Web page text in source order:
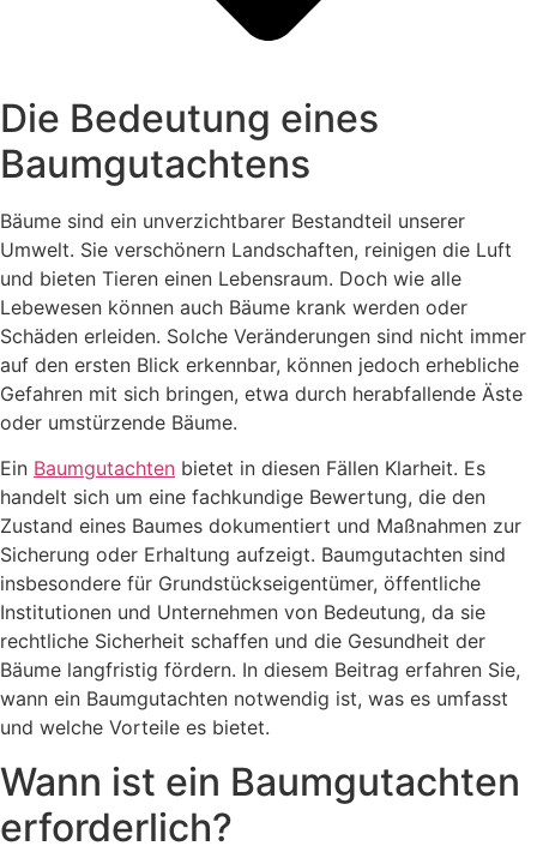
Die Bedeutung eines
Baumgutachtens
Bäume sind ein unverzichtbarer Bestandteil unserer
Umwelt. Sie verschönern Landschaften, reinigen die Luft
und bieten Tieren einen Lebensraum. Doch wie alle
Lebewesen können auch Bäume krank werden oder
Schäden erleiden. Solche Veränderungen sind nicht immer
auf den ersten Blick erkennbar, können jedoch erhebliche
Gefahren mit sich bringen, etwa durch herabfallende Äste
oder umstürzende Bäume.
Ein Baumgutachten bietet in diesen Fällen Klarheit. Es
handelt sich um eine fachkundige Bewertung, die den
Zustand eines Baumes dokumentiert und Maßnahmen zur
Sicherung oder Erhaltung aufzeigt. Baumgutachten sind
insbesondere für Grundstückseigentümer, öffentliche
Institutionen und Unternehmen von Bedeutung, da sie
rechtliche Sicherheit schaffen und die Gesundheit der
Bäume langfristig fördern. In diesem Beitrag erfahren Sie,
wann ein Baumgutachten notwendig ist, was es umfasst
und welche Vorteile es bietet.
Wann ist ein Baumgutachten
erforderlich?